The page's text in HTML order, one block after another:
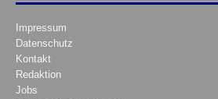
Impressum
Datenschutz
Kontakt
Redaktion
Jobs